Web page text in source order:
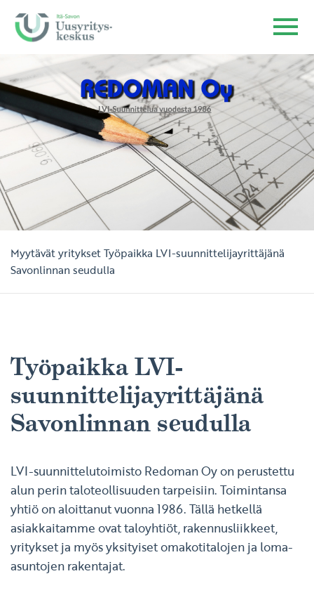
Myytävät yrityksetTyöpaikka LVI-suunnittelijayrittäjänä
Savonlinnan seudulla
Työpaikka LVI-
suunnittelijayrittäjänä
Savonlinnan seudulla
LVI-suunnittelutoimisto Redoman Oy on perustettu
alun perin taloteollisuuden tarpeisiin. Toimintansa
yhtiö on aloittanut vuonna 1986. Tällä hetkellä
asiakkaitamme ovat taloyhtiöt, rakennusliikkeet,
yritykset ja myös yksityiset omakotitalojen ja loma-
asuntojen rakentajat.